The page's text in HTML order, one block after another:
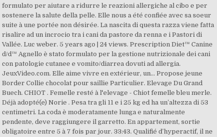
formulato per aiutare a ridurre le reazioni allergiche al cibo e per
sostenere la salute della pelle. Elle nous a été confiée avec sa soeur
suite à une portée non désirée. La nascita di questa razza viene fatta
risalire ad un incrocio tra i cani da pastore da renna e i Pastori di
Vallée. Luc weber. 5 years ago | 24 views.Prescription Diet™ Canine
d/d™ Agnello è stato formulato per la gestione nutrizionale dei cani
con patologie cutanee e vomito/diarrea dovuti ad allergia.
JeuxVideo.com. Elle aime vivre en extérieur, un... Propose jeune
Border Collie chocolat pour saillie Particulier. Elevage Du Grand
Buech. CHIOT . Femelle resté à l'elevage - Chiot femelle bleu merle.
Déjà adopté(e) Norie . Pesa tra gli 11 e i 25 kg ed ha un’altezza di 53
centimetri. La coda è moderatamente lunga e naturalmente
pendente, deve raggiungere il garretto. En appartement, sortie
obligatoire entre 5 à 7 fois par jour. 33:43. Qualifié d’hyperactif, il ne